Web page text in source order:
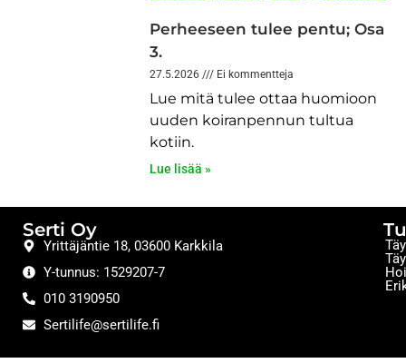
Perheeseen tulee pentu; Osa
3.
27.5.2026 Ei kommentteja
Lue mitä tulee ottaa huomioon
uuden koiranpennun tultua
kotiin.
Lue lisää »
Serti Oy
Yrittäjäntie 18, 03600 Karkkila
Y-tunnus: 1529207-7
010 3190950
Sertilife@sertilife.fi